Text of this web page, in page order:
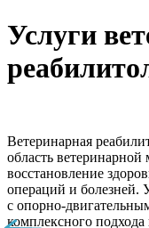
Услуги
Ветеринарная
область
восстановление
операций и болезней.
с опорно-
комплексного